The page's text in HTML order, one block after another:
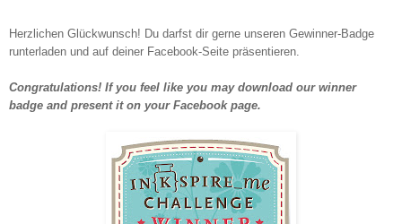
Herzlichen Glückwunsch! Du darfst dir gerne unseren Gewinner-Badge
runterladen und auf deiner Facebook-Seite präsentieren.
Congratulations! If you feel like you may download our winner
badge and present it on your Facebook page.